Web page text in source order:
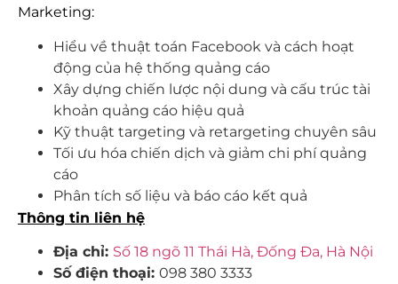
Marketing:
Hiểu về thuật toán Facebook và cách hoạt
động của hệ thống quảng cáo
Xây dựng chiến lược nội dung và cấu trúc tài
khoản quảng cáo hiệu quả
Kỹ thuật targeting và retargeting chuyên sâu
Tối ưu hóa chiến dịch và giảm chi phí quảng
cáo
Phân tích số liệu và báo cáo kết quả
Thông tin liên hệ
Địa chỉ: Số 18 ngõ 11 Thái Hà, Đống Đa, Hà Nội
Số điện thoại: 098 380 3333